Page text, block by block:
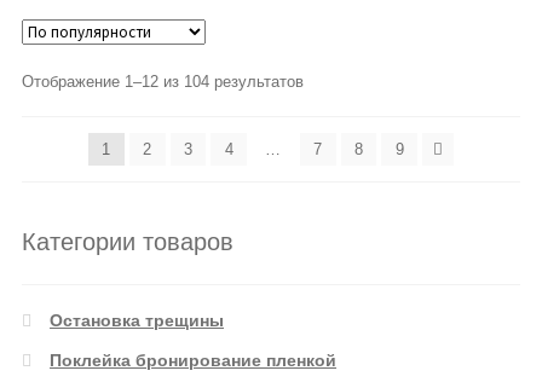
Отображение 1–12 из 104 результатов
1 2 3 4 7 8 9
Категории товаров
Остановка трещины
Поклейка бронирование пленкой